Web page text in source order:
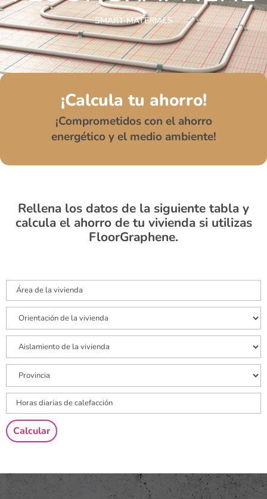
SMART MATERIALS
¡Calcula tu ahorro!
¡Comprometidos con el ahorro
energético y el medio ambiente!
Rellena los datos de la siguiente tabla y
calcula el ahorro de tu vivienda si utilizas
FloorGraphene.
Calcular